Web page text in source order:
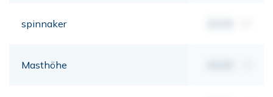
spinnaker
Masthöhe